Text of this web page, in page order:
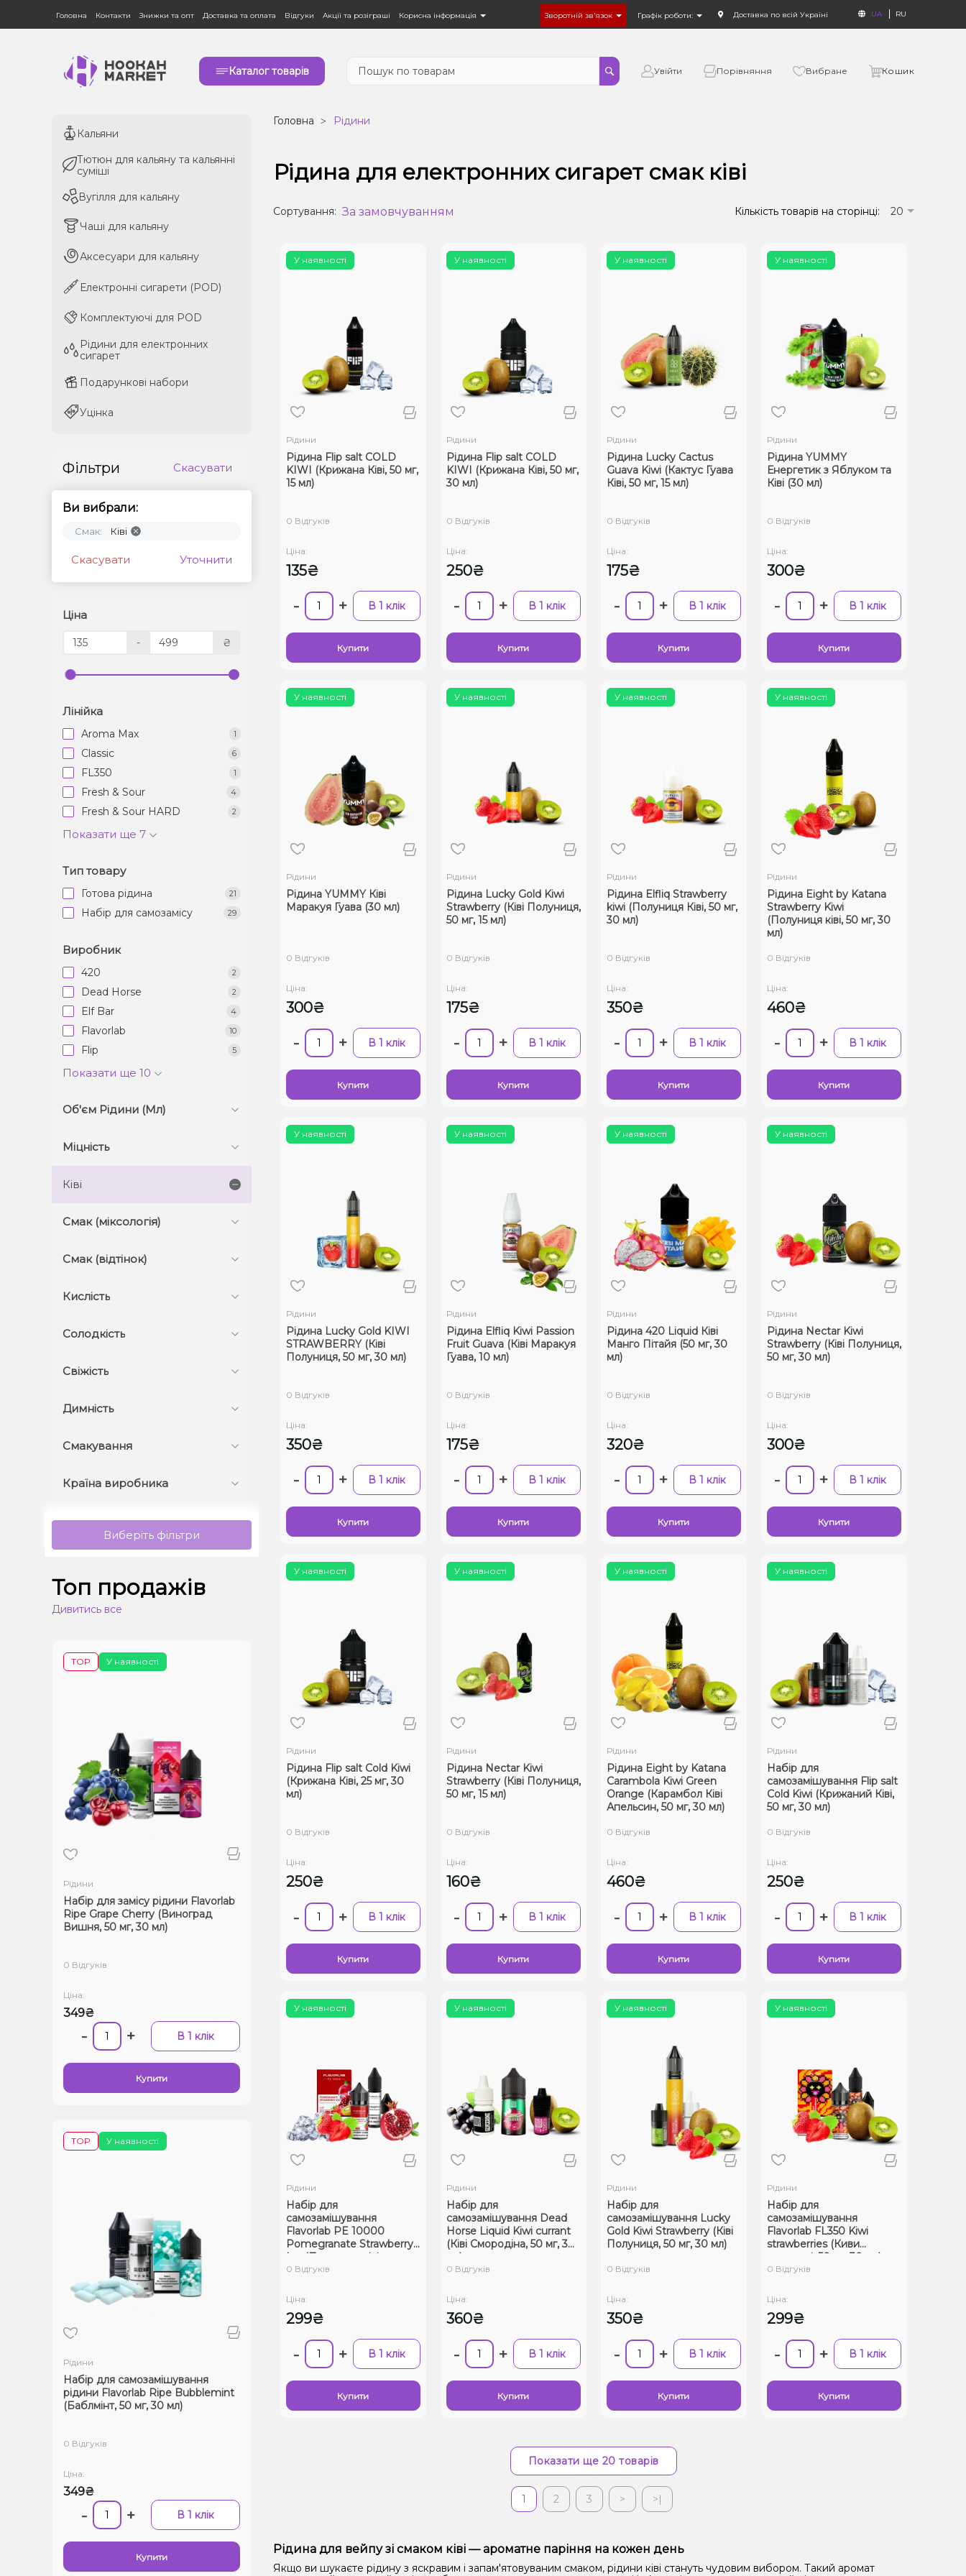
Головна Контакти Знижки та опт Доставка та оплата Відгуки Акції та розіграші Корисна інформація Зворотній зв'язок Графік роботи: Доставка по всій Україні UA RU
Каталог товарів Увійти Порівняння Вибране Кошик
Кальяни
Тютюн для кальяну та кальянні
суміші
Вугілля для кальяну
Чаші для кальяну
Аксесуари для кальяну
Електронні сигарети (POD)
Комплектуючі для POD
Рідини для електронних
сигарет
Подарункові набори
Уцінка
Кальяни
Тютюн для кальяну та кальянні
суміші
Вугілля для кальяну
Чаші для кальяну
Аксесуари для кальяну
Електронні сигарети (POD)
Комплектуючі для POD
Рідини для електронних
сигарет
Подарункові набори
Уцінка
Фільтри Скасувати
Ви вибрали:
Смак: Ківі
Скасувати Уточнити
Ціна
- ₴
Лінійка
Aroma Max 1
Classic 6
FL350 1
Fresh & Sour 4
Fresh & Sour HARD 2
Показати ще 7
Тип товару
Готова рідина 21
Набір для самозамісу 29
Виробник
420 2
Dead Horse 2
Elf Bar 4
Flavorlab 10
Flip 5
Показати ще 10
Об'єм Рідини (Мл)
Міцність
Ківі
Смак (міксологія)
Смак (відтінок)
Кислість
Солодкість
Свіжість
Димність
Смакування
Країна виробника
Виберіть фільтри
Топ продажів
Дивитись все
У наявності
TOP
Рідини
Набір для замісу рідини Flavorlab
Ripe Grape Cherry (Виноград
Вишня, 50 мг, 30 мл)
0 Відгуків
Ціна:
349₴
- + В 1 клік
Купити
У наявності
TOP
Рідини
Набір для самозамішування
рідини Flavorlab Ripe Bubblemint
(Баблмінт, 50 мг, 30 мл)
0 Відгуків
Ціна:
349₴
- + В 1 клік
Купити
Головна Рідини
Рідина для електронних сигарет смак ківі
Сортування: За замовчуванням Кількість товарів на сторінці: 20
У наявності
Рідини
Рідина Flip salt COLD
KIWI (Крижана Ківі, 50 мг,
15 мл)
0 Відгуків
Ціна:
135₴
- + В 1 клік
Купити
У наявності
Рідини
Рідина Flip salt COLD
KIWI (Крижана Ківі, 50 мг,
30 мл)
0 Відгуків
Ціна:
250₴
- + В 1 клік
Купити
У наявності
Рідини
Рідина Lucky Cactus
Guava Kiwi (Кактус Гуава
Ківі, 50 мг, 15 мл)
0 Відгуків
Ціна:
175₴
- + В 1 клік
Купити
У наявності
Рідини
Рідина YUMMY
Енергетик з Яблуком та
Ківі (30 мл)
0 Відгуків
Ціна:
300₴
- + В 1 клік
Купити
У наявності
Рідини
Рідина YUMMY Ківі
Маракуя Гуава (30 мл)
0 Відгуків
Ціна:
300₴
- + В 1 клік
Купити
У наявності
Рідини
Рідина Lucky Gold Kiwi
Strawberry (Ківі Полуниця,
50 мг, 15 мл)
0 Відгуків
Ціна:
175₴
- + В 1 клік
Купити
У наявності
Рідини
Рідина Elfliq Strawberry
kiwi (Полуниця Ківі, 50 мг,
30 мл)
0 Відгуків
Ціна:
350₴
- + В 1 клік
Купити
У наявності
Рідини
Рідина Eight by Katana
Strawberry Kiwi
(Полуниця ківі, 50 мг, 30
мл)
0 Відгуків
Ціна:
460₴
- + В 1 клік
Купити
У наявності
Рідини
Рідина Lucky Gold KIWI
STRAWBERRY (Ківі
Полуниця, 50 мг, 30 мл)
0 Відгуків
Ціна:
350₴
- + В 1 клік
Купити
У наявності
Рідини
Рідина Elfliq Kiwi Passion
Fruit Guava (Ківі Маракуя
Гуава, 10 мл)
0 Відгуків
Ціна:
175₴
- + В 1 клік
Купити
У наявності
Рідини
Рідина 420 Liquid Ківі
Манго Пітайя (50 мг, 30
мл)
0 Відгуків
Ціна:
320₴
- + В 1 клік
Купити
У наявності
Рідини
Рідина Nectar Kiwi
Strawberry (Ківі Полуниця,
50 мг, 30 мл)
0 Відгуків
Ціна:
300₴
- + В 1 клік
Купити
У наявності
Рідини
Рідина Flip salt Cold Kiwi
(Крижана Ківі, 25 мг, 30
мл)
0 Відгуків
Ціна:
250₴
- + В 1 клік
Купити
У наявності
Рідини
Рідина Nectar Kiwi
Strawberry (Ківі Полуниця,
50 мг, 15 мл)
0 Відгуків
Ціна:
160₴
- + В 1 клік
Купити
У наявності
Рідини
Рідина Eight by Katana
Carambola Kiwi Green
Orange (Карамбол Ківі
Апельсин, 50 мг, 30 мл)
0 Відгуків
Ціна:
460₴
- + В 1 клік
Купити
У наявності
Рідини
Набір для
самозамішування Flip salt
Cold Kiwi (Крижаний Ківі,
50 мг, 30 мл)
0 Відгуків
Ціна:
250₴
- + В 1 клік
Купити
У наявності
Рідини
Набір для
самозамішування
Flavorlab PE 10000
Pomegranate Strawberry
Ice (Полуниця ківі гранат,
50 мг, 30 мл)
0 Відгуків
Ціна:
299₴
- + В 1 клік
Купити
У наявності
Рідини
Набір для
самозамішування Dead
Horse Liquid Kiwi currant
(Ківі Смородіна, 50 мг, 30
мл)
0 Відгуків
Ціна:
360₴
- + В 1 клік
Купити
У наявності
Рідини
Набір для
самозамішування Lucky
Gold Kiwi Strawberry (Ківі
Полуниця, 50 мг, 30 мл)
0 Відгуків
Ціна:
350₴
- + В 1 клік
Купити
У наявності
Рідини
Набір для
самозамішування
Flavorlab FL350 Kiwi
strawberries (Киви
полуниці, 50 мг, 30 мл)
0 Відгуків
Ціна:
299₴
- + В 1 клік
Купити
Показати ще 20 товарів
1 2 3 > >|
Рідина для вейпу зі смаком ківі — ароматне паріння на кожен день
Якщо ви шукаєте рідину з яскравим і запам'ятовуваним смаком, рідини ківі стануть чудовим вибором. Такий аромат